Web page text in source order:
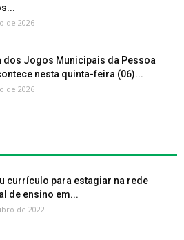
de 2026
dos Jogos Municipais da Pessoa
nesta quinta-feira (06)...
de 2026
currículo para estagiar na rede
de ensino em...
de 2022